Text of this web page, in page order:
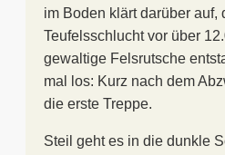
im Boden klärt darüber auf,
Teufelsschlucht vor über
gewaltige Felsrutsche
mal los: Kurz nach dem
die erste Treppe.
Steil geht es in die dunkle